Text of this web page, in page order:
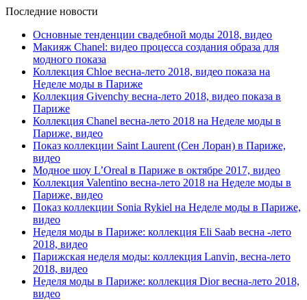
Последние новости
Основные тенденции свадебной моды 2018, видео
Макияж Chanel: видео процесса создания образа для
модного показа
Коллекция Chloe весна-лето 2018, видео показа на
Неделе моды в Париже
Коллекция Givenchy весна-лето 2018, видео показа в
Париже
Коллекция Chanel весна-лето 2018 на Неделе моды в
Париже, видео
Показ коллекции Saint Laurent (Сен Лоран) в Париже,
видео
Модное шоу L’Oreal в Париже в октябре 2017, видео
Коллекция Valentino весна-лето 2018 на Неделе моды в
Париже, видео
Показ коллекции Sonia Rykiel на Неделе моды в Париже,
видео
Неделя моды в Париже: коллекция Eli Saab весна -лето
2018, видео
Парижская неделя моды: коллекция Lanvin, весна-лето
2018, видео
Неделя моды в Париже: коллекция Dior весна-лето 2018,
видео